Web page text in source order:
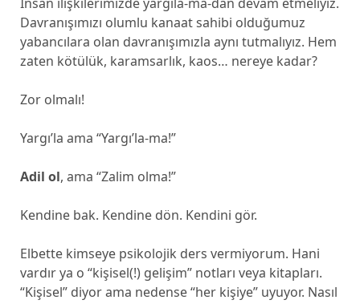
Davranışımızı olumlu kanaat sahibi olduğumuz
yabancılara olan davranışımızla aynı tutmalıyız. Hem
zaten kötülük, karamsarlık, kaos… nereye kadar?
Zor olmalı!
Yargı’la ama “Yargı’la-ma!”
Adil ol, ama “Zalim olma!”
Kendine bak. Kendine dön. Kendini gör.
Elbette kimseye psikolojik ders vermiyorum. Hani
vardır ya o “kişisel(!) gelişim” notları veya kitapları.
“Kişisel” diyor ama nedense “her kişiye” uyuyor. Nasıl